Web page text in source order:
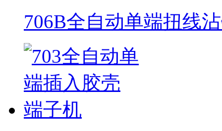
706B全自动单端扭线